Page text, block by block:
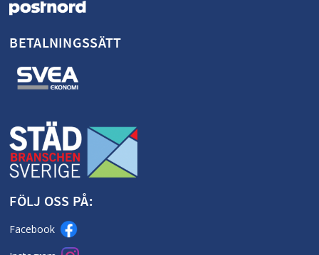
BETALNINGSSÄTT
FÖLJ OSS PÅ:
Facebook